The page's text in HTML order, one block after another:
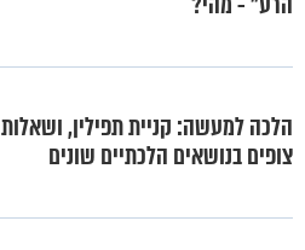
הלכה למעשה: קניית תפילין, ושאלות
צופים בנושאים הלכתיים שונים